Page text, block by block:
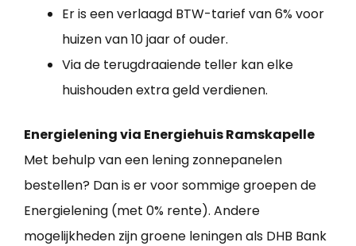
Er is een verlaagd BTW-tarief van 6% voor
huizen van 10 jaar of ouder.
Via de terugdraaiende teller kan elke
huishouden extra geld verdienen.
Energielening via Energiehuis Ramskapelle
Met behulp van een lening zonnepanelen
bestellen? Dan is er voor sommige groepen de
Energielening (met 0% rente). Andere
mogelijkheden zijn groene leningen als DHB Bank